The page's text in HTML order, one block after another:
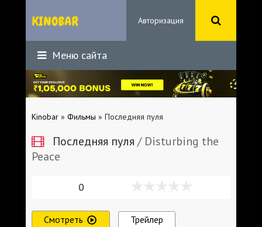
Авторизация
Меню сайта
Kinobar » Фильмы » Последняя пуля
Последняя пуля / Disturbing the
Peace
0
Смотреть Трейлер